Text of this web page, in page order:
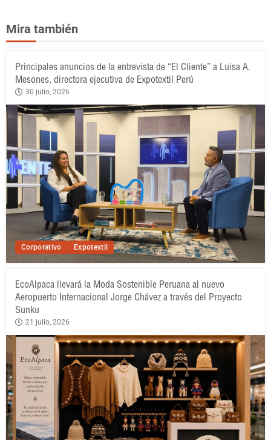
Mira también
Corporativo Expotextil
Principales anuncios de la entrevista de “El Cliente” a Luisa A.
Mesones, directora ejecutiva de Expotextil Perú
30 julio, 2026
EcoAlpaca llevará la Moda Sostenible Peruana al nuevo
Aeropuerto Internacional Jorge Chávez a través del Proyecto
Sunku
21 julio, 2026